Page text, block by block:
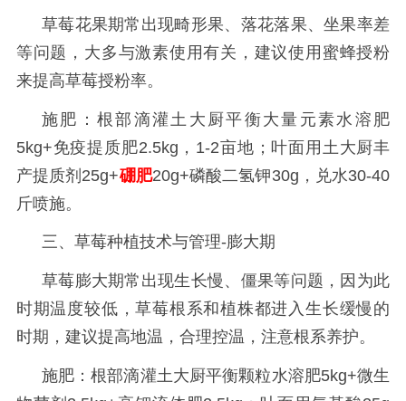
草莓花果期常出现畸形果、落花落果、坐果率差
等问题，大多与激素使用有关，建议使用蜜蜂授粉
来提高草莓授粉率。
施肥：根部滴灌土大厨平衡大量元素水溶肥
5kg+免疫提质肥2.5kg，1-2亩地；叶面用土大厨丰
产提质剂25g+硼肥20g+磷酸二氢钾30g，兑水30-40
斤喷施。
三、草莓种植技术与管理-膨大期
草莓膨大期常出现生长慢、僵果等问题，因为此
时期温度较低，草莓根系和植株都进入生长缓慢的
时期，建议提高地温，合理控温，注意根系养护。
施肥：根部滴灌土大厨平衡颗粒水溶肥5kg+微生